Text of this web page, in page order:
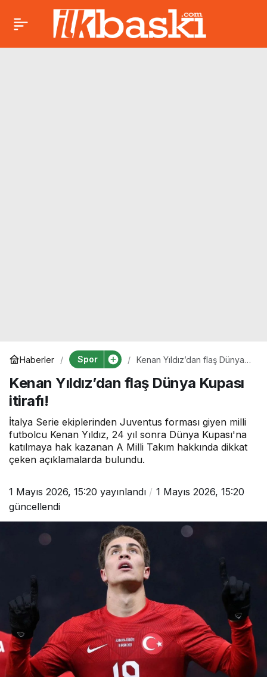
Haberler Spor
Kenan Yıldız’dan flaş Dünya
Kenan Yıldız’dan flaş Dünya Kupası
itirafı!
İtalya Serie ekiplerinden Juventus forması giyen milli
futbolcu Kenan Yıldız, 24 yıl sonra Dünya Kupası'na
katılmaya hak kazanan A Milli Takım hakkında dikkat
çeken açıklamalarda bulundu.
1 Mayıs 2026, 15:20 yayınlandı
1 Mayıs 2026, 15:20
güncellendi
Avrupa devinden
Barış Alper Yılmaz’a